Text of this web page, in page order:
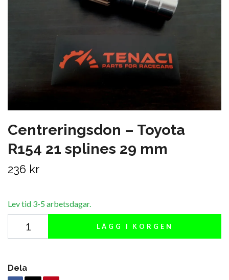
Centreringsdon – Toyota
R154 21 splines 29 mm
236 kr
Lev tid 3-5 arbetsdagar.
LÄGG I KORGEN
Dela